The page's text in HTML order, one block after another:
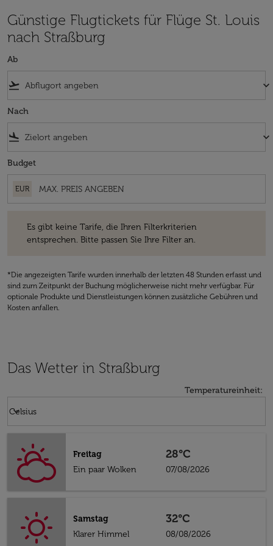
Günstige Flugtickets für Flüge St. Louis
nach Straßburg
Ab
flight_takeoff keyboard_arrow_down
Nach
flight_land keyboard_arrow_down
Budget
EUR
Es gibt keine Tarife, die Ihren Filterkriterien
entsprechen. Bitte passen Sie Ihre Filter an.
*Die angezeigten Tarife wurden innerhalb der letzten 48 Stunden erfasst und
sind zum Zeitpunkt der Buchung möglicherweise nicht mehr verfügbar. Für
optionale Produkte und Dienstleistungen können zusätzliche Gebühren und
Kosten anfallen.
Das Wetter in Straßburg
Temperatureinheit:
Celsius
keyboard_arrow_down
Freitag
Ein paar Wolken
28°C
07/08/2026
Samstag
Klarer Himmel
32°C
08/08/2026